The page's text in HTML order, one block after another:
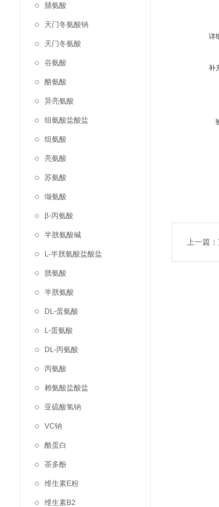
脯氨酸
天门冬氨酸钠
天门冬氨酸
谷氨酸
酪氨酸
异亮氨酸
组氨酸盐酸盐
组氨酸
亮氨酸
苏氨酸
缬氨酸
β-丙氨酸
半胱氨酸碱
L-半胱氨酸盐酸盐
胱氨酸
半胱氨酸
DL-蛋氨酸
L-蛋氨酸
DL-丙氨酸
丙氨酸
赖氨酸盐酸盐
亚硫酸氢钠
VC钠
酪蛋白
茶多酚
维生素E粉
维生素B2
详
补
上一篇：